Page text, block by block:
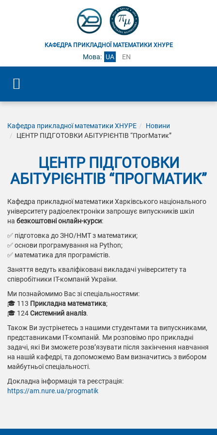
КАФЕДРА ПРИКЛАДНОЇ МАТЕМАТИКИ ХНУРЕ
Мова: UA EN
Кафедра прикладної математики ХНУРЕ
Новини
ЦЕНТР ПІДГОТОВКИ АБІТУРІЄНТІВ “ПрогМатик”
ЦЕНТР ПІДГОТОВКИ
АБІТУРІЄНТІВ “ПРОГМАТИК”
Кафедра прикладної математики Харківського національного
університету радіоелектроніки запрошує випускників шкіл
на безкоштовні онлайн-курси:
✅ підготовка до ЗНО/НМТ з математики;
✅ основи програмування на Python;
✅ математика для програмістів.
Заняття ведуть кваліфіковані викладачі університету та
співробітники ІТ-компаній України.
Ми познайомимо Вас зі спеціальностями:
🎓 113 Прикладна математика;
🎓 124Системний аналіз.
Також Ви зустрінетесь з нашими студентами та випускниками,
представниками ІТ-компаній. Ми розповімо про прикладні
задачі, які Ви зможете розв’язувати після закінчення навчання
на нашій кафедрі, та допоможемо Вам визначитись з вибором
майбутньої спеціальності.
Докладна інформація та реєстрація:
https://am.nure.ua/progmatik